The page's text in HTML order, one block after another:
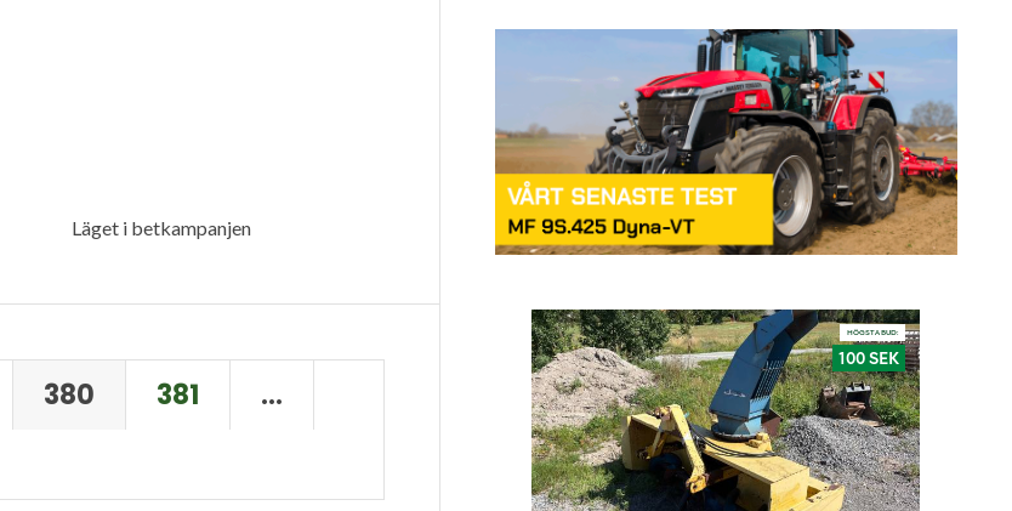
Läget i betkampanjen
380 381
…